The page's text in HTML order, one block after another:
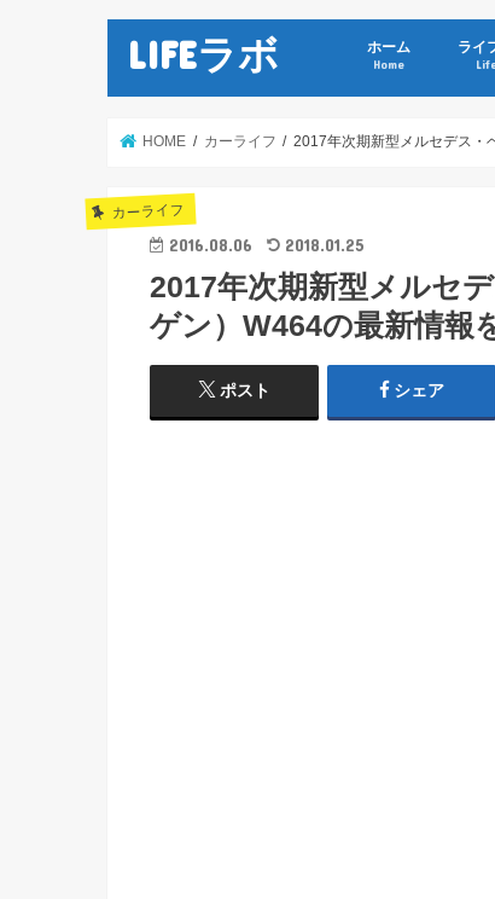
LIFEラボ ホーム
Home
ライ
HOME カーライフ 2017年次期新型メルセデス・
カーライフ
2016.08.06 2018.01.25
2017年次期新型メルセ
ゲン）W464の最新情報
ポスト シェア